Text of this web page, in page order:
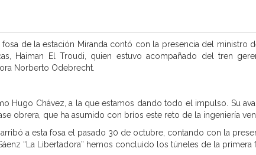
fosa de la estación Miranda contó con la presencia del ministro
Haiman El Troudi, quien estuvo acompañado del tren
Norberto Odebrecht.
Hugo Chávez, a la que estamos dando todo el impulso. Su
obrera, que ha asumido con bríos este reto de la ingeniería
a esta fosa el pasado 30 de octubre, contando con la
“La Libertadora” hemos concluido los túneles de la primera